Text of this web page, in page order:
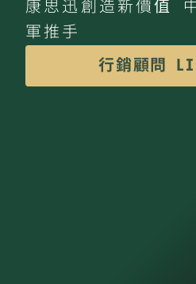
康思迅創造新價值
軍推手
行銷顧問